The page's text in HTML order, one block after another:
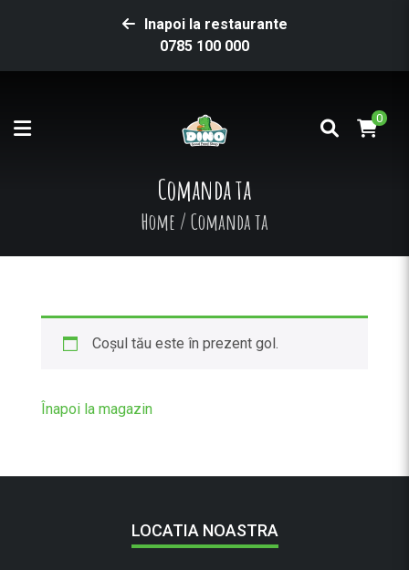
Inapoi la restaurante
0785 100 000
0
Comanda ta
Home / Comanda ta
Coșul tău este în prezent gol.
Înapoi la magazin
LOCATIA NOASTRA